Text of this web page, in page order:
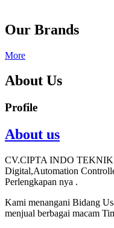
Our Brands
More
About Us
Profile
About us
CV.CIPTA INDO TEKNIK
Digital,Automation
Perlengkapan nya .
Kami menangani Bidang
menjual berbagai macam